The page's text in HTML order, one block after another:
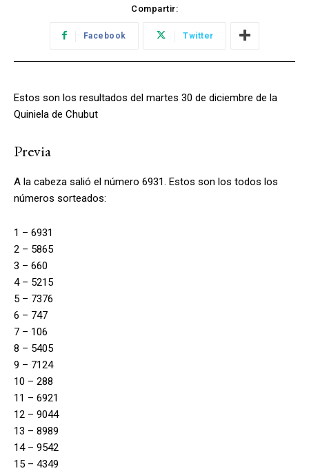
Compartir:
Facebook Twitter
Estos son los resultados del martes 30 de diciembre de la
Quiniela de Chubut
Previa
A la cabeza salió el número 6931. Estos son los todos los
números sorteados:
1 – 6931
2 – 5865
3 – 660
4 – 5215
5 – 7376
6 – 747
7 – 106
8 – 5405
9 – 7124
10 – 288
11 – 6921
12 – 9044
13 – 8989
14 – 9542
15 – 4349